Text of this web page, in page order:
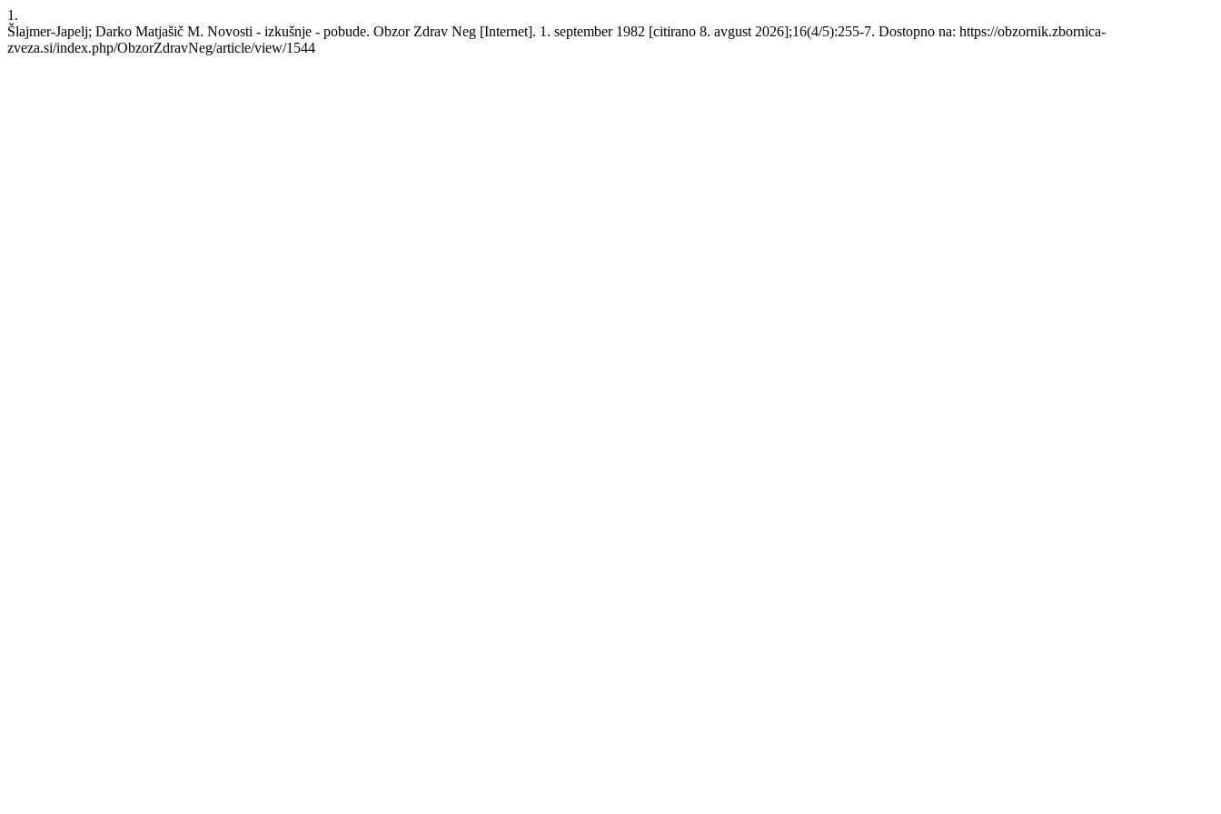
1.
Šlajmer-Japelj; Darko Matjašič M. Novosti - izkušnje - pobude. Obzor Zdrav Neg [Internet]. 1. september 1982 [citirano 8. avgust 2026];16(4/5):255-7. Dostopno na: https://obzornik.zbornica-
zveza.si/index.php/ObzorZdravNeg/article/view/1544